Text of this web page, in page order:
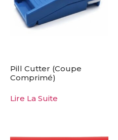
Pill Cutter (coupe
Comprimé)
Lire La Suite